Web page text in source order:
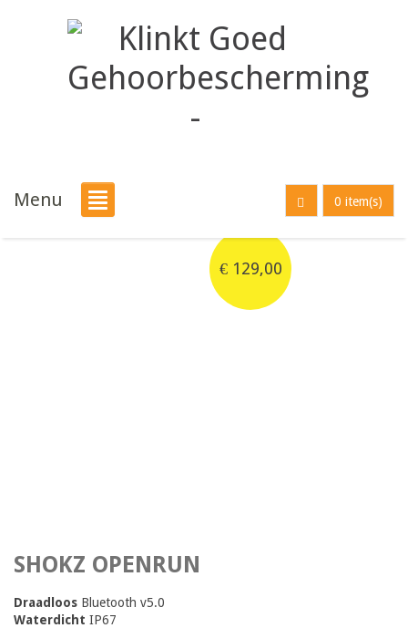
Menu 0 item(s)
€129,00
SHOKZ OPENRUN
Draadloos Bluetooth v5.0
Waterdicht IP67